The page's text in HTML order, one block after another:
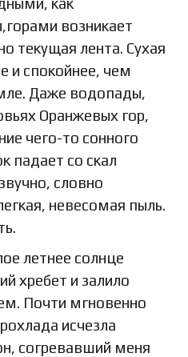
возникает
текущая лента. Сухая
и спокойнее, чем
Даже водопады,
Оранжевых гор,
чего-то сонного
падает со скал
словно
невесомая пыль.
летнее солнце
хребет и залило
Почти мгновенно
исчезла
согревавший меня